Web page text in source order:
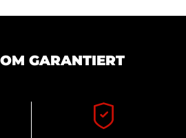
GARANTIERT